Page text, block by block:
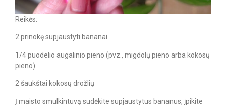
Reikės:
2 prinokę supjaustyti bananai
1/4 puodelio augalinio pieno (pvz., migdolų pieno arba kokosų
pieno)
2 šaukštai kokosų drožlių
Į maisto smulkintuvą sudėkite supjaustytus bananus, įpikite